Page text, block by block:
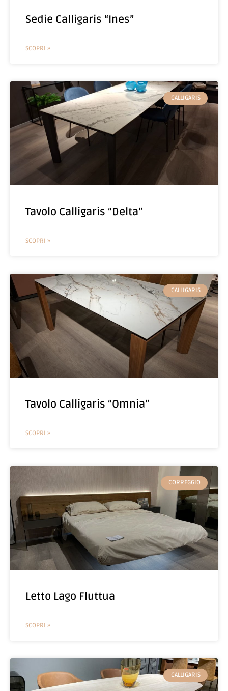
Sedie Calligaris “Ines”
SCOPRI »
CALLIGARIS
Tavolo Calligaris “Delta”
SCOPRI »
CALLIGARIS
Tavolo Calligaris “Omnia”
SCOPRI »
CORREGGIO
Letto Lago Fluttua
SCOPRI »
CALLIGARIS